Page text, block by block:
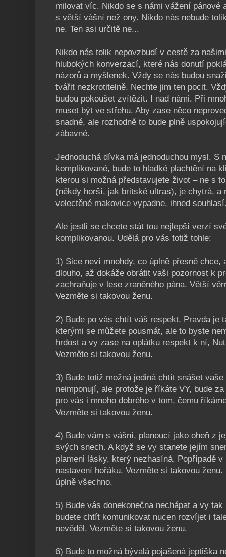
milovat víc. Nikdo se s námi vážení pánové
s větší vášní než ony. Nikdo nás nebude
ne. Ten asi určitě ne...
Nikdo nás tolik nepovzbudí v cestě za
hlubokých konverzací, které nás donutí
názorů a myšlenek. Vždy se nás budou
tvářit nezkrotitelně. Nechte jim ten pocit.
budou pokoušet zvítězit. I nad námi. Při
muset být ve střehu. Aby zase něco
snadné, ale rozhodně to bude plně
zábavné.
Jednoduchá dívka má jednoduchou mysl. S
komplikované, bude to hladké plachtění na
kterou si možná představujete život – ne s
(někdy horší, jak britské ultras), je chytrá,
velectěné makovice vypadne, ihned
Ale jestli se chcete stát tou nejlepší verzí
komplikovanou. Udělá pro vás totiž tohle:
1) Sice neví mnohdy, co úplně přesně chce,
dlouho, až dokáže obrátit vaši pozornost k
zachraňuje v lese zraněného pána. Větší
Vezměte si takovou ženu.
2) Bude po vás chtít váš respekt. Pravda je
kterými se můžete pousmát, ale to byste
hrdost a vy zase na oplátku respekt k ní,
Vezměte si takovou ženu.
3) Bude totiž možná jediná chtít snášet
neimponují, ale protože je říkáte VY, bude
pro vás i mnoho dobrého v tom, čemu
Vezměte si takovou ženu.
4) Bude vám s vášní, planoucí jako oheň z
svých snech. A když se vy stanete jejím
plameni lásky, který nezhasíná. Popřípadě
nastavení hořáku. Vezměte si takovou
úplně všechno.
5) Bude vás donekonečna nechápat a vy
budete chtít komunikovat nucen rozvíjet i
nevěděl. Vezměte si takovou ženu.
6) Bude to možná bývalá pojašená jeptiška